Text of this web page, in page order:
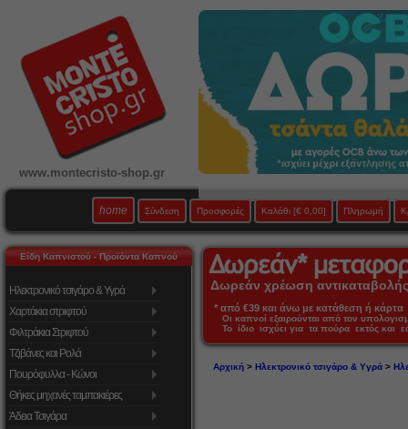
www.montecristo-shop.gr
home Σύνδεση Προσφορές Καλάθι [€ 0,00] Πληρωμή
Είδη Καπνιστού - Προϊόντα Καπνού
Ηλεκτρονικό τσιγάρο & Υγρά
Χαρτάκια στριφτού
Φιλτράκια Στριφτού
Τζιβάνες και Ρολά
Πουρόφυλλα - Κώνοι
Θήκες μηχανές ταμπακιέρες
Άδεια Τσιγάρα
Δωρεάν χρέωση
* από €39 και άνω με κατάθεση ή
Οι καπνοί εξαιρούνται από τον
Το ίδιο ισχύει για τα πούρα εκτός και
Αρχική> Ηλεκτρονικό τσιγάρο & Υγρά>